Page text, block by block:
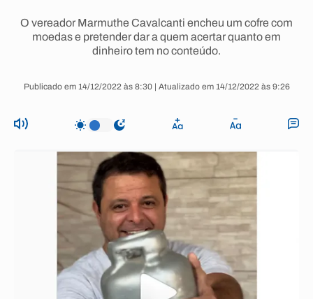
O vereador Marmuthe Cavalcanti encheu um cofre com
moedas e pretender dar a quem acertar quanto em
dinheiro tem no conteúdo.
Publicado em 14/12/2022 às 8:30 | Atualizado em 14/12/2022 às 9:26